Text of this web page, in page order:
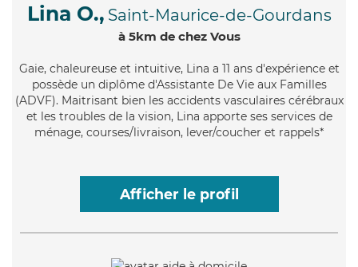
Lina O., Saint-Maurice-de-Gourdans
à 5km de chez Vous
Gaie, chaleureuse et intuitive, Lina a 11 ans d'expérience et
possède un diplôme d'Assistante De Vie aux Familles
(ADVF). Maitrisant bien les accidents vasculaires cérébraux
et les troubles de la vision, Lina apporte ses services de
ménage, courses/livraison, lever/coucher et rappels*
Afficher le profil